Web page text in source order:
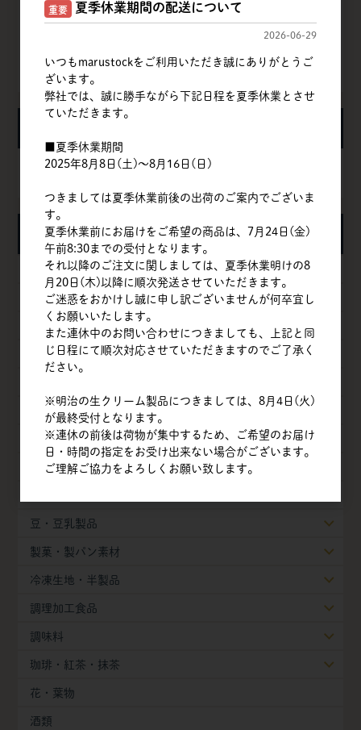
ログイン
新規会員登録
カートは空です
カテゴリ
甘味料
乳製品
ナッツ
チョコレート
フルーツ
豆・豆乳製品
製菓・製パン素材
冷凍生地・半製品
調理加工食品
調味料
珈琲・紅茶・抹茶
花・葉物
酒類
重要 夏季休業期間の配送について
2026-06-29
いつもmarustockをご利用いただき誠にありがとうご
ざいます。
弊社では、誠に勝手ながら下記日程を夏季休業とさせ
ていただきます。
■夏季休業期間
2025年8月8日(土)～8月16日(日)
つきましては夏季休業前後の出荷のご案内でございま
す。
夏季休業前にお届けをご希望の商品は、7月24日(金)
午前8:30までの受付となります。
それ以降のご注文に関しましては、夏季休業明けの8
月20日(木)以降に順次発送させていただきます。
ご迷惑をおかけし誠に申し訳ございませんが何卒宜し
くお願いいたします。
また連休中のお問い合わせにつきましても、上記と同
じ日程にて順次対応させていただきますのでご了承く
ださい。
※明治の生クリーム製品につきましては、8月4日(火)
が最終受付となります。
※連休の前後は荷物が集中するため、ご希望のお届け
日・時間の指定をお受け出来ない場合がございます。
ご理解ご協力をよろしくお願い致します。